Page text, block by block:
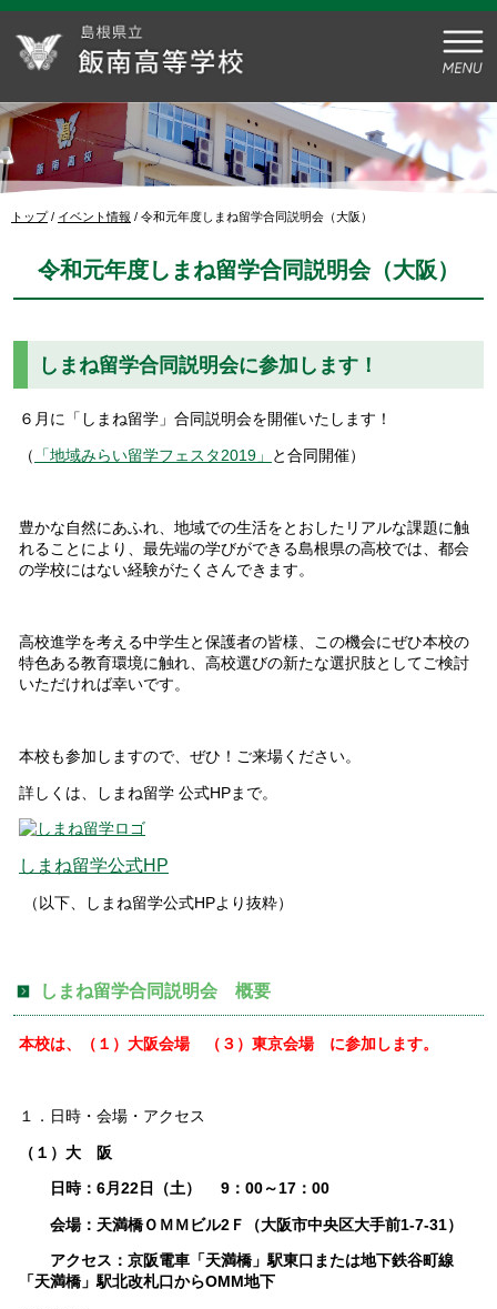
このページの本文へ
現
トップ/ イベント情報 / 令和元年度しまね留学合同説明会（大阪）
令和元年度しまね留学合同説明会（大阪）
しまね留学合同説明会に参加します！
６月に「しまね留学」合同説明会を開催いたします！
（ 「地域みらい留学フェスタ2019」 と合同開催）
豊かな自然にあふれ、地域での生活をとおしたリアルな課題に触
れることにより、最先端の学びができる島根県の高校では、都会
の学校にはない経験がたくさんできます。
高校進学を考える中学生と保護者の皆様、この機会にぜひ本校の
特色ある教育環境に触れ、高校選びの新たな選択肢としてご検討
いただければ幸いです。
本校も参加しますので、ぜひ！ご来場ください。
詳しくは、しまね留学 公式HPまで。
しまね留学公式HP
（以下、しまね留学公式HPより抜粋）
しまね留学合同説明会 概要
本校は、（１）大阪会場 （３）東京会場 に参加します。
１．日時・会場・アクセス
（１）大 阪
日時：6月22日（土） 9：00～17：00
会場：天満橋ＯＭＭビル2Ｆ（大阪市中央区大手前1-7-31）
アクセス：京阪電車「天満橋」駅東口または地下鉄谷町線
「天満橋」駅北改札口からOMM地下